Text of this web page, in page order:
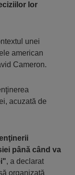
lor
unei
american
Cameron.
acuzată de
până când va
, a declarat
organizată